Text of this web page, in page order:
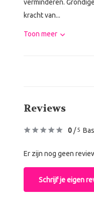
verminderen.
kracht van...
Toon meer
Reviews
0 /5
Er zijn nog geen
Schrijf je eigen